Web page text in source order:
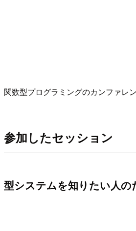
関数型プログラミングのカンファレ
参加したセッション
型システムを知りたい人の